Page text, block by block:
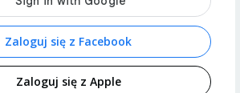
Zaloguj się z Facebook
Zaloguj się z Apple